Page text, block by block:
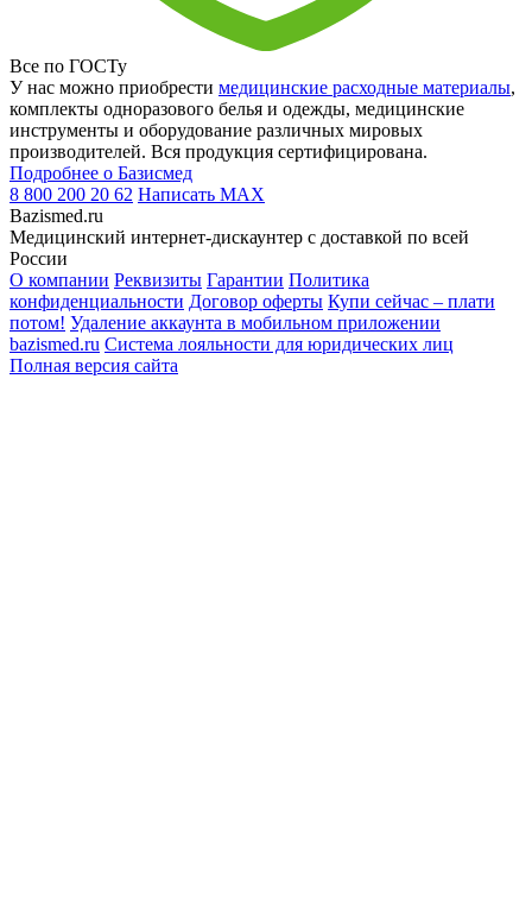
Все по ГОСТу
У нас можно приобрести медицинские расходные материалы,
комплекты одноразового белья и одежды, медицинские
инструменты и оборудование различных мировых
производителей. Вся продукция сертифицирована.
Подробнее о Базисмед
8 800 200 20 62 Написать MAX
Bazismed.ru
Медицинский интернет-дискаунтер с доставкой по всей
России
О компании Реквизиты Гарантии Политика
конфиденциальности Договор оферты Купи сейчас – плати
потом! Удаление аккаунта в мобильном приложении
bazismed.ru Система лояльности для юридических лиц
Полная версия сайта